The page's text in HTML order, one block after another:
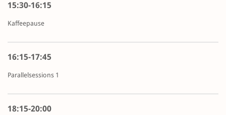
15:30-16:15
Kaffeepause
16:15-17:45
Parallelsessions 1
18:15-20:00